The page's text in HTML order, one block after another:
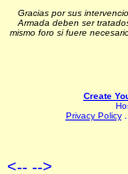
Gracias por sus
Armada deben ser
mismo foro si fuere
Create
Privacy Policy.
<-- -->